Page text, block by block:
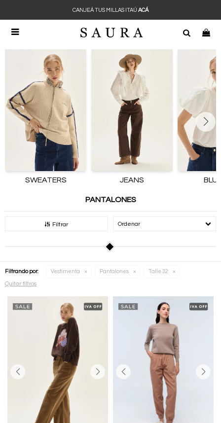

CANJEÁ TUS MILLAS ITAÚ ACÁ
SWEATERS JEANS
PANTALONES
Filtrar Recomendados
Filtrando por: Vestimenta Pantalones Talle 32
Quitar filtros